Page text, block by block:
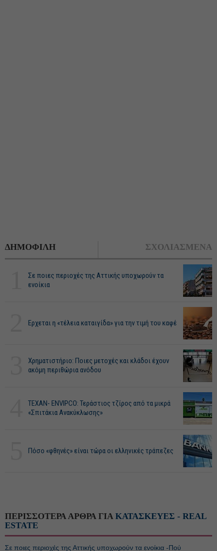
ΔΗΜΟΦΙΛΗ ΣΧΟΛΙΑΣΜΕΝΑ
Σε ποιες περιοχές της Αττικής υποχωρούν τα
ενοίκια
Ερχεται η «τέλεια καταιγίδα» για την τιμή του καφέ
Χρηματιστήριο: Ποιες μετοχές και κλάδοι έχουν
ακόμη περιθώρια ανόδου
ΤΕΧΑΝ- ENVIPCO: Τεράστιος τζίρος από τα μικρά
«Σπιτάκια Ανακύκλωσης»
Πόσο «φθηνές» είναι τώρα οι ελληνικές τράπεζες
ΠΕΡΙΣΣΟΤΕΡΑ ΑΡΘΡΑ ΓΙΑ ΚΑΤΑΣΚΕΥΕΣ - REAL
ESTATE
Σε ποιες περιοχές της Αττικής υποχωρούν τα ενοίκια -Πού